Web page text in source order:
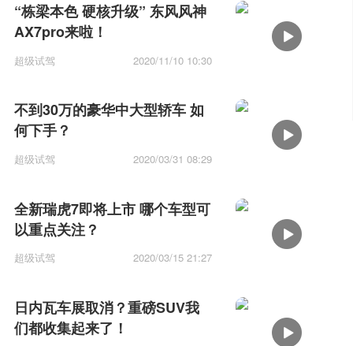
“栋梁本色 硬核升级” 东风风神
AX7pro来啦！
超级试驾 2020/11/10 10:30
不到30万的豪华中大型轿车 如
何下手？
超级试驾 2020/03/31 08:29
全新瑞虎7即将上市 哪个车型可
以重点关注？
超级试驾 2020/03/15 21:27
日内瓦车展取消？重磅SUV我
们都收集起来了！